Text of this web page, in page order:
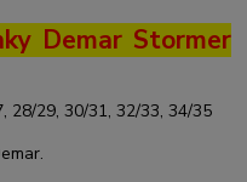
Demar Stormer
28/29, 30/31, 32/33, 34/35